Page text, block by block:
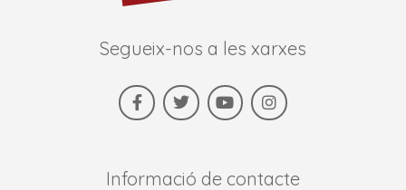
Segueix-nos a les xarxes
Informació de contacte